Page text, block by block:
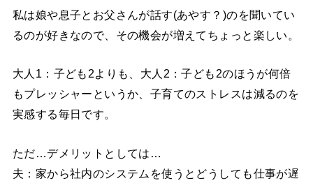
私は娘や息子とお父さんが話す(あやす？)のを聞いてい
るのが好きなので、その機会が増えてちょっと楽しい。
大人1：子ども2よりも、大人2：子ども2のほうが何倍
もプレッシャーというか、子育てのストレスは減るのを
実感する毎日です。
ただ…デメリットとしては…
夫：家から社内のシステムを使うとどうしても仕事が遅